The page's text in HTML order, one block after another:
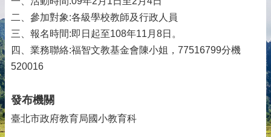
二、參加對象:各級學校教師及行政人員
三、報名時間:即日起至108年11月8日。
四、業務聯絡:福智文教基金會陳小姐，77516799分機
520016
發布機關
臺北市政府教育局國小教育科